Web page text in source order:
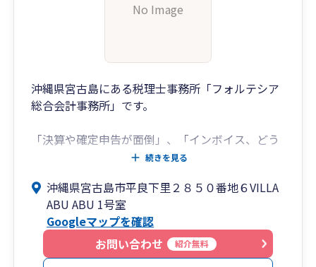
No Image
沖縄県宮古島にある税理士事務所「フォルテシア
総合会計事務所」です。
「決算や確定申告が面倒」、「インボイス、どう
したら良いかわからない」、「電子化した
様や患者が来ない」等。
そんな実務上のお悩みを解決いたします！
また、マネーフォワードやfreeeを使用するクラウ
ドでの「経理代行」もお任せください。
続きを見る
沖縄県宮古島市平良下里２８５０番地６VILLA
ABU ABU 1号室
Googleマップを確認
お問い合わせ
紹介無料